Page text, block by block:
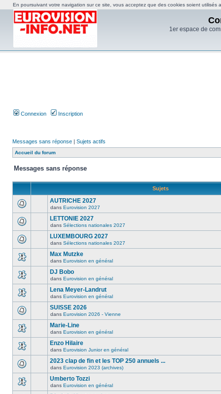
1er espace de
Connexion Inscription
Messages sans réponse | Sujets actifs
Accueil du forum
Messages sans réponse
Sujets
AUTRICHE 2027
dans Eurovision 2027
LETTONIE 2027
dans Sélections nationales 2027
LUXEMBOURG 2027
dans Sélections nationales 2027
Max Mutzke
dans Eurovision en général
DJ Bobo
dans Eurovision en général
Lena Meyer-Landrut
dans Eurovision en général
SUISSE 2026
dans Eurovision 2026 - Vienne
Marie-Line
dans Eurovision en général
Enzo Hilaire
dans Eurovision Junior en général
2023 clap de fin et les TOP 250 annuels ...
dans Eurovision 2023 (archives)
Umberto Tozzi
dans Eurovision en général
En poursuivant votre navigation sur ce site, vous acceptez que des cookies soient